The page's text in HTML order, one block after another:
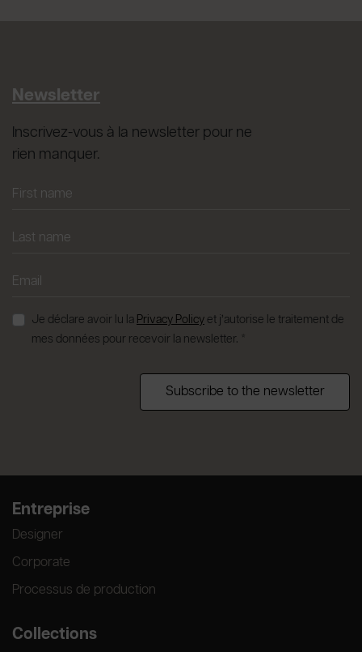
Newsletter
Inscrivez-vous à la newsletter pour ne
rien manquer.
Je déclare avoir lu la Privacy Policy et j’autorise le traitement de
mes données pour recevoir la newsletter. *
Subscribe to the newsletter
Entreprise
Designer
Corporate
Processus de production
Collections